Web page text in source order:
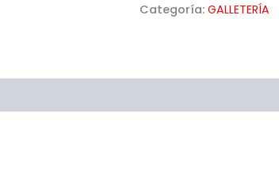
Categoría: GALLETERÍA